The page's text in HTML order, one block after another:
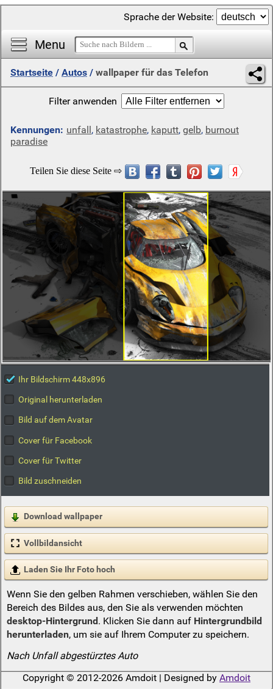
Menu
Sprache der Website:
Startseite / Autos / wallpaper für das Telefon
Filter anwenden
Kennungen: unfall, katastrophe, kaputt, gelb, burnout
paradise
Ihr Bildschirm 448x896
Original herunterladen
Bild auf dem Avatar
Cover für Facebook
Cover für Twitter
Bild zuschneiden
Download wallpaper
Vollbildansicht
Laden Sie Ihr Foto hoch
Wenn Sie den gelben Rahmen verschieben, wählen Sie den
Bereich des Bildes aus, den Sie als verwenden möchten
desktop-Hintergrund . Klicken Sie dann auf Hintergrundbild
herunterladen, um sie auf Ihrem Computer zu speichern.
Nach Unfall abgestürztes Auto
Copyright © 2012-2026 Amdoit | Designed by Amdoit